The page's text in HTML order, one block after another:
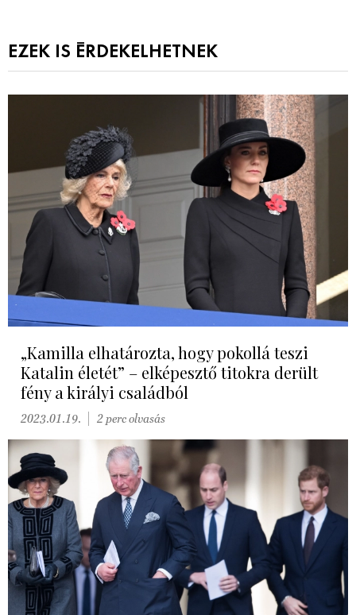
EZEK IS ÉRDEKELHETNEK
„Kamilla elhatározta, hogy pokollá teszi
Katalin életét” – elképesztő titokra derült
fény a királyi családból
2023.01.19. 2 perc olvasás